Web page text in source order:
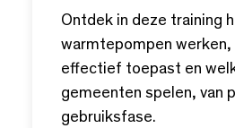
Ontdek in deze training
warmtepompen werken,
effectief toepast en
gemeenten spelen, van
gebruiksfase.